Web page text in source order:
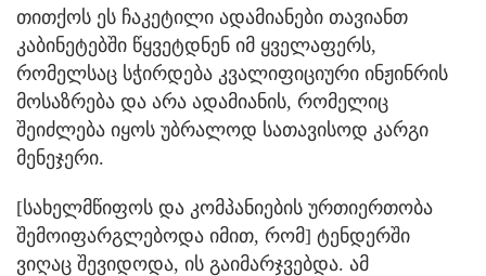
თითქოს ეს ჩაკეტილი ადამიანები თავიანთ
კაბინეტებში წყვეტდნენ იმ ყველაფერს,
რომელსაც სჭირდება კვალიფიციური ინჟინრის
მოსაზრება და არა ადამიანის, რომელიც
შეიძლება იყოს უბრალოდ სათავისოდ კარგი
მენეჯერი.
[სახელმწიფოს და კომპანიების ურთიერთობა
შემოიფარგლებოდა იმით, რომ] ტენდერში
ვიღაც შევიდოდა, ის გაიმარჯვებდა. ამ